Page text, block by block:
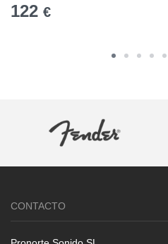
122 €
CONTACTO